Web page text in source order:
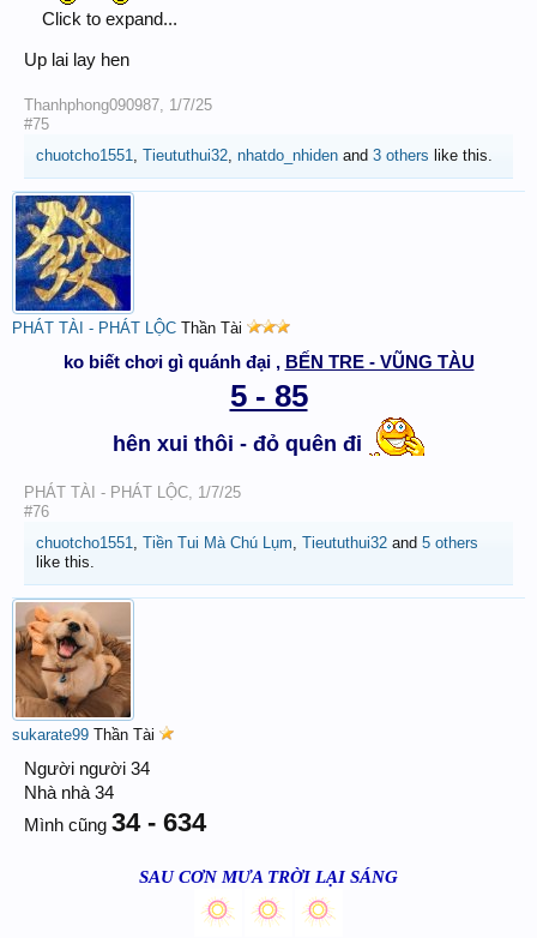
Click to expand...
Up lai lay hen
Thanhphong090987, 1/7/25
#75
chuotcho1551, Tieututhui32, nhatdo_nhiden and 3 others like this.
PHÁT TÀI - PHÁT LỘC Thần Tài
ko biết chơi gì quánh đại , BẾN TRE - VŨNG TÀU
5 - 85
hên xui thôi - đỏ quên đi
PHÁT TÀI - PHÁT LỘC, 1/7/25
#76
chuotcho1551, Tiền Tui Mà Chú Lụm, Tieututhui32 and 5 others
like this.
sukarate99 Thần Tài
Người người 34
Nhà nhà 34
Mình cũng 34 - 634
SAU CƠN MƯA TRỜI LẠI SÁNG